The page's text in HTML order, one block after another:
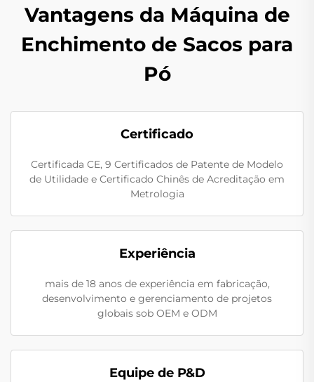
Vantagens da Máquina de
Enchimento de Sacos para
Pó
Certificado
Certificada CE, 9 Certificados de Patente de Modelo
de Utilidade e Certificado Chinês de Acreditação em
Metrologia
Experiência
mais de 18 anos de experiência em fabricação,
desenvolvimento e gerenciamento de projetos
globais sob OEM e ODM
Equipe de P&D